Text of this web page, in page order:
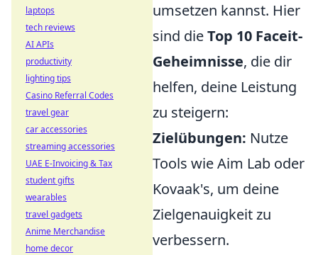
umsetzen kannst. Hier
sind dieTop 10 Faceit-
Geheimnisse, die dir
helfen, deine Leistung
zu steigern:
Zielübungen: Nutze
Tools wie Aim Lab oder
Kovaak's, um deine
Zielgenauigkeit zu
verbessern.
laptops
tech reviews
AI APIs
productivity
lighting tips
Casino Referral Codes
travel gear
car accessories
streaming accessories
UAE E-Invoicing & Tax
student gifts
wearables
travel gadgets
Anime Merchandise
home decor